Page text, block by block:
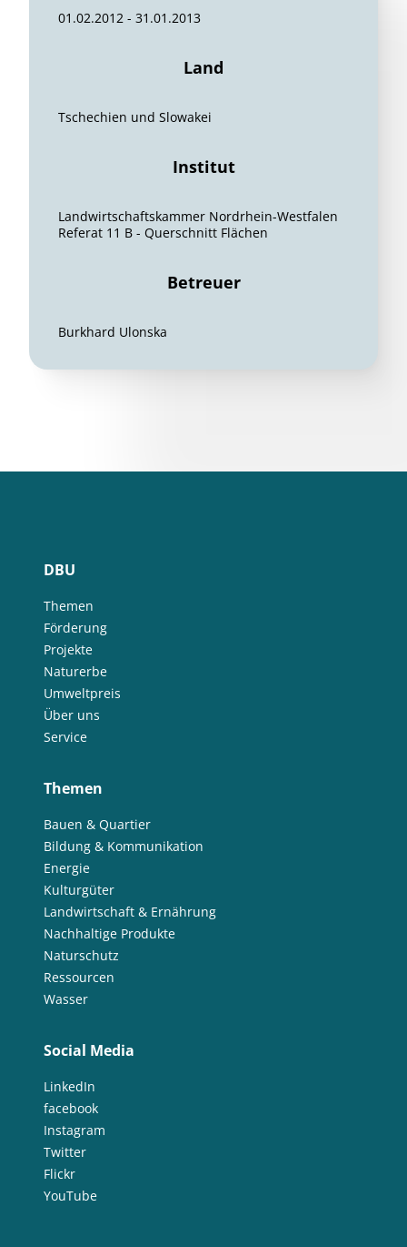
01.02.2012 - 31.01.2013
Land
Tschechien und Slowakei
Institut
Landwirtschaftskammer Nordrhein-Westfalen
Referat 11 B - Querschnitt Flächen
Betreuer
Burkhard Ulonska
DBU
Themen
Förderung
Projekte
Naturerbe
Umweltpreis
Über uns
Service
Themen
Bauen & Quartier
Bildung & Kommunikation
Energie
Kulturgüter
Landwirtschaft & Ernährung
Nachhaltige Produkte
Naturschutz
Ressourcen
Wasser
Social Media
LinkedIn
facebook
Instagram
Twitter
Flickr
YouTube